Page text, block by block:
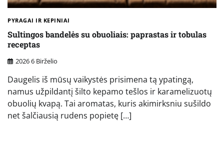
PYRAGAI IR KEPINIAI
Sultingos bandelės su obuoliais: paprastas ir tobulas
receptas
2026 6 Birželio
Daugelis iš mūsų vaikystės prisimena tą ypatingą,
namus užpildantį šilto kepamo tešlos ir karamelizuotų
obuolių kvapą. Tai aromatas, kuris akimirksniu sušildo
net šalčiausią rudens popietę […]